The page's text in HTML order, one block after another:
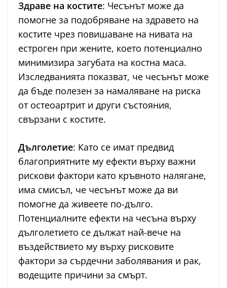
Здраве на костите: Чесънът може да
помогне за подобряване на здравето на
костите чрез повишаване на нивата на
естроген при жените, което потенциално
минимизира загубата на костна маса.
Изследванията показват, че чесънът може
да бъде полезен за намаляване на риска
от остеоартрит и други състояния,
свързани с костите.
Дълголетие: Като се имат предвид
благоприятните му ефекти върху важни
рискови фактори като кръвното налягане,
има смисъл, че чесънът може да ви
помогне да живеете по-дълго.
Потенциалните ефекти на чесъна върху
дълголетието се дължат най-вече на
въздействието му върху рисковите
фактори за сърдечни заболявания и рак,
водещите причини за смърт.